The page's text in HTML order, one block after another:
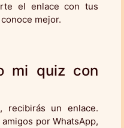
el enlace con tus
mejor.
mi quiz con
recibirás un enlace.
por WhatsApp,